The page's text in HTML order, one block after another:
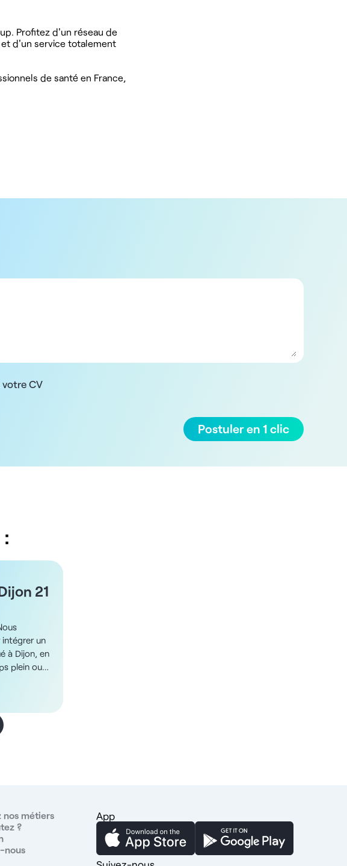
Profitez d'un réseau de
d'un service totalement
de santé en France,
CV
Postuler en 1 clic
21
un
à Dijon, en
plein ou
rejoindrez
de
vos
de
centrée
imposé
d’un
nos métiers
?
nous
App